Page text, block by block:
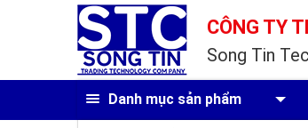
CÔNG TY
Song Tin
Danh mục sản phẩm